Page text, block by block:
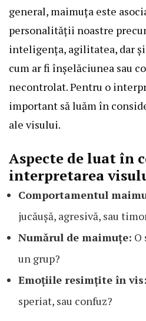
general, maimuța este
personalității noastre
inteligența, agilitatea, dar
cum ar fi înșelăciunea sau
necontrolat. Pentru o
important să luăm în
ale visului.
Aspecte de luat în
interpretarea
Comportamentul
jucăușă, agresivă, sau
Numărul de maimuțe: O
un grup?
Emoțiile resimțite în vis:
speriat, sau confuz?